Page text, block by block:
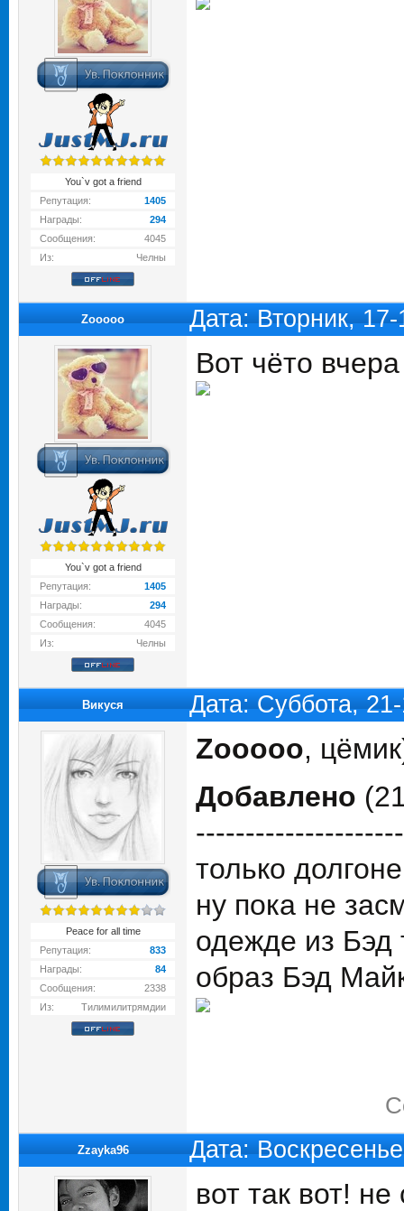
You`v got a friend
Репутация:
1405
Награды:
294
Сообщения:
4045
Из:
Челны
Zooooo Дата: Вторник,
You`v got a friend
Репутация:
1405
Награды:
294
Сообщения:
4045
Из:
Челны
Вот чёто
Викуся Дата: Суббота,
Peace for all time
Репутация:
833
Награды:
84
Сообщения:
2338
Из:
Тилимилитрямдии
Zooooo,
Добавлено
только
ну пока не
одежде из Бэд
образ Бэд
Zzayka96 Дата:
вот так вот!